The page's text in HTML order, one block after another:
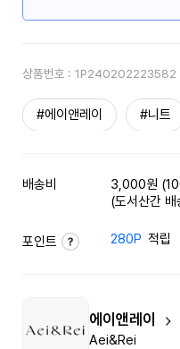
상품번호 : 1P240202223582
#에이앤레이 #니트
배송비
3,000원
(도서산간
포인트 280P 적립
에이앤레이
Aei&Rei